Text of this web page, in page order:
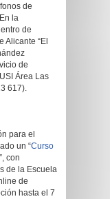
de
la
de
Alicante “El
de
Área Las
617).
para el
un “Curso
”, con
de la Escuela
de
hasta el 7